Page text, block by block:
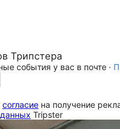
Трипстера
события у вас в почте ·
согласие на получение
Tripster